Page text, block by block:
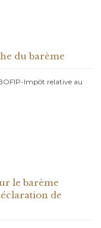
du barème
Impôt relative au
le barème
de